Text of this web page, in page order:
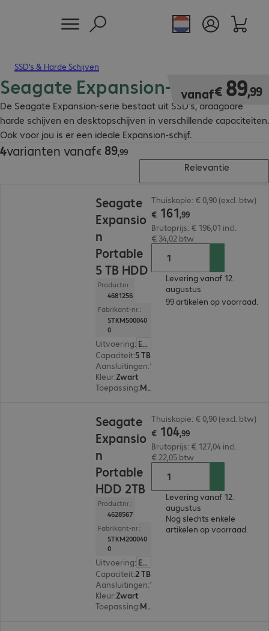
SSD’s & Harde Schijven
Seagate Expansion-serie
De Seagate Expansion-serie bestaat uit SSD's, draagbare
harde schijven en desktopschijven in verschillende capaciteiten.
Ook voor jou is er een ideale Expansion-schijf.
vanaf€ 89,99
€ 89,99
4varianten vanaf€ 89,99
€ 89,99
Relevantie
Seagate
Expansio
n
Portable
5 TB HDD
Productnr.:
4681256
Fabrikant-nr.:
STKM500040
0
Uitvoering: Europa
Capaciteit:5 TB
Aansluitingen:
Kleur:Zwart
Toepassing: Mobiel
Thuiskopie: € 0,90 (excl. btw)
€ 161,99
Brutoprijs: € 196,01 incl.
€ 34,02 btw
Levering vanaf 12.
augustus
99 artikelen op voorraad.
Seagate
Expansio
n
Portable
HDD 2TB
Productnr.:
4628567
Fabrikant-nr.:
STKM200040
0
Uitvoering: Europa
Capaciteit:2 TB
Aansluitingen:
Kleur:Zwart
Toepassing: Mobiel
Thuiskopie: € 0,90 (excl. btw)
€ 104,99
Brutoprijs: € 127,04 incl.
€ 22,05 btw
Levering vanaf 12.
augustus
Nog slechts enkele
artikelen op voorraad.